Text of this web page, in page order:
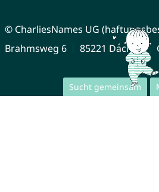
Sucht gemeinsam
© CharliesNames UG
Brahmsweg 6
85221 Dachau